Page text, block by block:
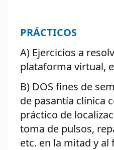
PRÁCTICOS
A) Ejercicios a
plataforma virtual,
B) DOS fines de
de pasantía clínica
práctico de
toma de pulsos,
etc. en la mitad y al